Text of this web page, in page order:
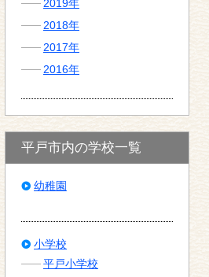
2019年
2018年
2017年
2016年
平戸市内の学校一覧
幼稚園
小学校
平戸小学校